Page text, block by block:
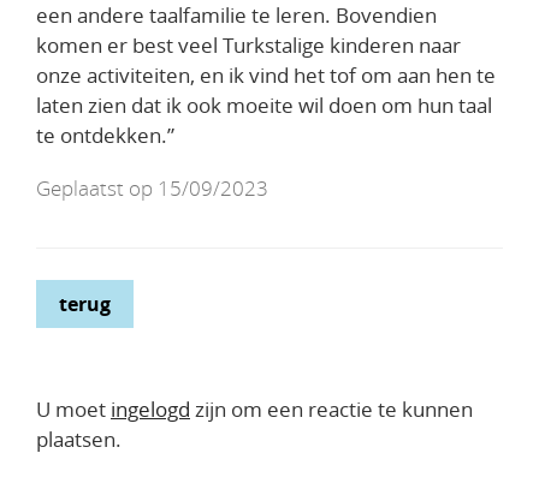
een andere taalfamilie te leren. Bovendien
komen er best veel Turkstalige kinderen naar
onze activiteiten, en ik vind het tof om aan hen te
laten zien dat ik ook moeite wil doen om hun taal
te ontdekken.”
Geplaatst op 15/09/2023
terug
U moet ingelogd zijn om een reactie te kunnen
plaatsen.